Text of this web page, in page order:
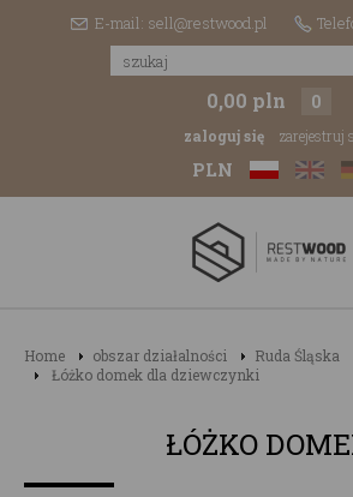
E-mail: sell@restwood.pl
0,00 pln 0
zaloguj się zarejestruj
PLN
Home obszar działalności Ruda Śląska
Łóżko domek dla dziewczynki
ŁÓŻKO